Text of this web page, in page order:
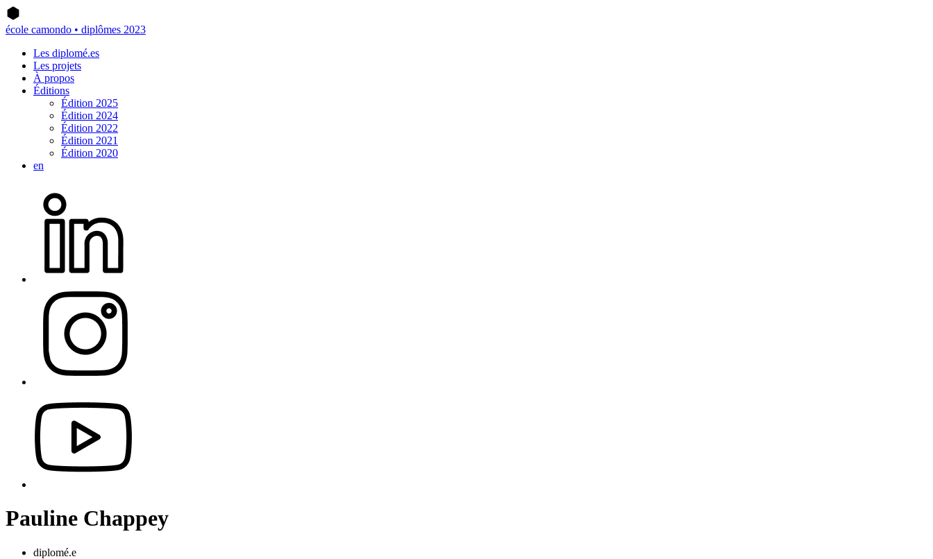
école camondo • diplômes 2023
Les diplomé.es
Les projets
À propos
Éditions
Édition 2025
Édition 2024
Édition 2022
Édition 2021
Édition 2020
en
Pauline Chappey
diplomé.e